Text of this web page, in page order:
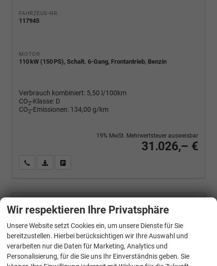
FAHRZEUG-NR.
117945
MOTOR
110 kW (150 PS), Schalt. 6-Gang, Frontantrieb, Benzin
Verbrauch kombiniert: 5,50 l/100km
CO2-Klasse: D
CO2-Emissionen: 134,00 g/km
31.026,– €
19% MwSt. Mehrwertsteuer ausweisbar
Wir rufen Sie anPDF-Fahrzeugexposé drucken
Skoda Octavia Combi
Wir respektieren Ihre Privatsphäre
Unsere Website setzt Cookies ein, um unsere Dienste für Sie
bereitzustellen. Hierbei berücksichtigen wir Ihre Auswahl und
verarbeiten nur die Daten für Marketing, Analytics und
Personalisierung, für die Sie uns Ihr Einverständnis geben. Sie